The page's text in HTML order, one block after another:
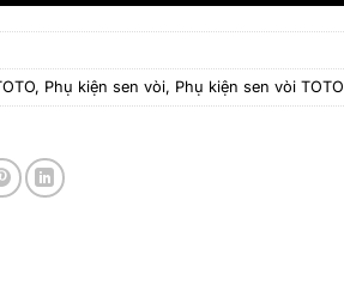
, Phụ kiện sen vòi, Phụ kiện sen vòi TOTO